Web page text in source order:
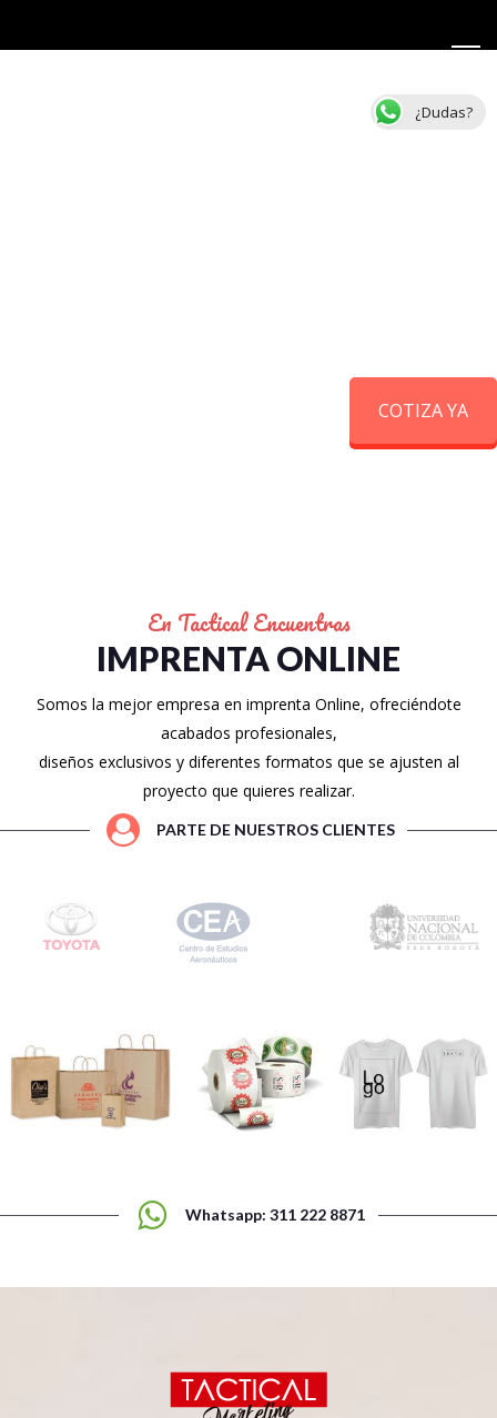
COTIZA YA
En Tactical Encuentras
IMPRENTA ONLINE
Somos la mejor empresa en imprenta Online, ofreciéndote
acabados profesionales,
diseños exclusivos y diferentes formatos que se ajusten al
proyecto que quieres realizar.
PARTE DE NUESTROS CLIENTES
Whatsapp: 311 222 8871
¿Dudas?